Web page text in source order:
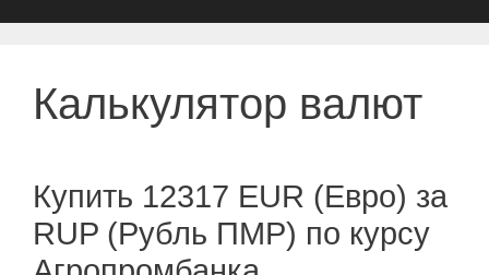
Калькулятор валют
Купить 12317 EUR (Евро) за
RUP (Рубль ПМР) по курсу